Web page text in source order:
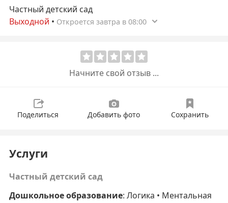
Частный детский сад
Выходной • Откроется завтра в 08:00
Начните свой отзыв ...
Поделиться Добавить фото Сохранить
Услуги
Частный детский сад
Дошкольное образование: Логика • Ментальная